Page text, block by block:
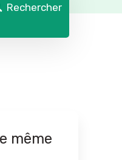
Rechercher
même